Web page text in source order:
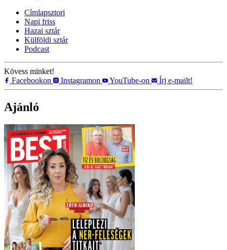
Címlapsztori
Napi friss
Hazai sztár
Külföldi sztár
Podcast
Kövess minket!
Facebookon
Instagramon YouTube-on Írj e-mailt!
Ajánló